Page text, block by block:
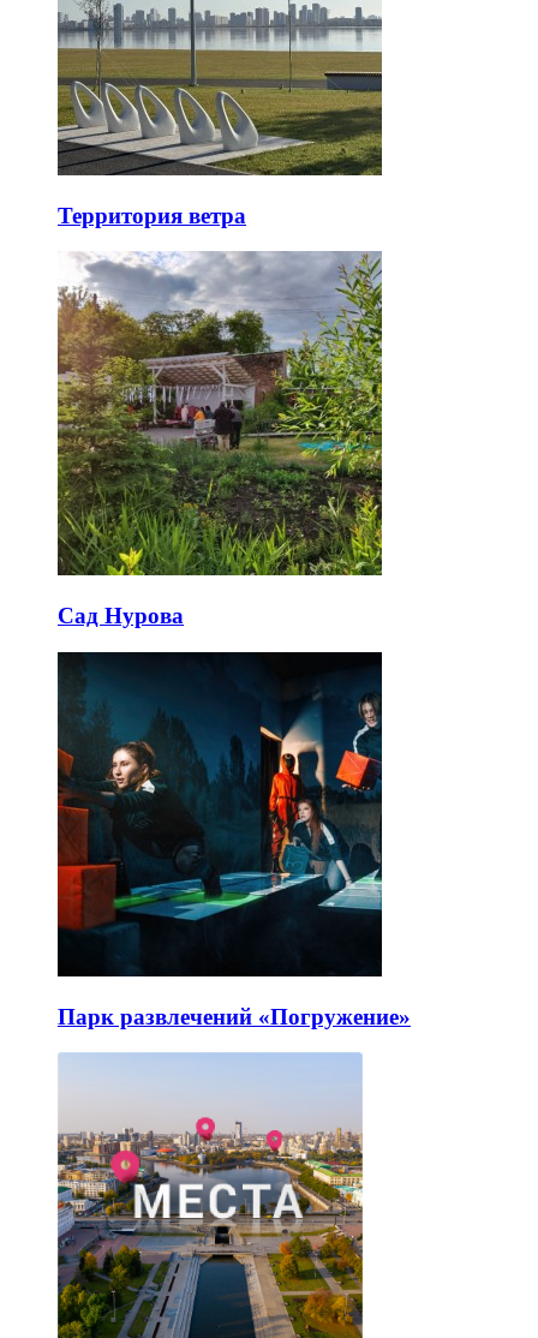
Территория ветра
Сад Нурова
Парк развлечений «Погружение»